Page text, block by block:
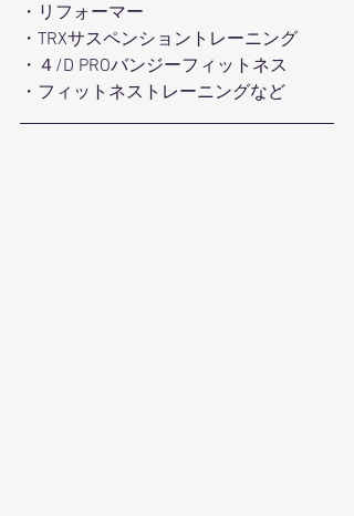
・リフォーマー
・TRXサスペンショントレーニング
・４/D PROバンジーフィットネス
・フィットネストレーニングなど